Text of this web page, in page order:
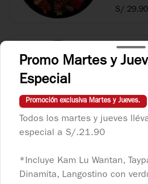
S/ 29.90
S/ 32.90
orientales.
Promo Martes y
Especial
Promoción exclusiva Martes y Jueves.
Todos los martes y jueves
especial a S/.21.90
*Incluye Kam Lu Wantan,
Dinamita, Langostino con